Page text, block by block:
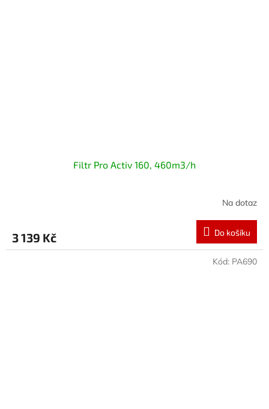
Filtr Pro Activ 160, 460m3/h
Na dotaz
3 139 Kč Do košíku
Kód: PA690